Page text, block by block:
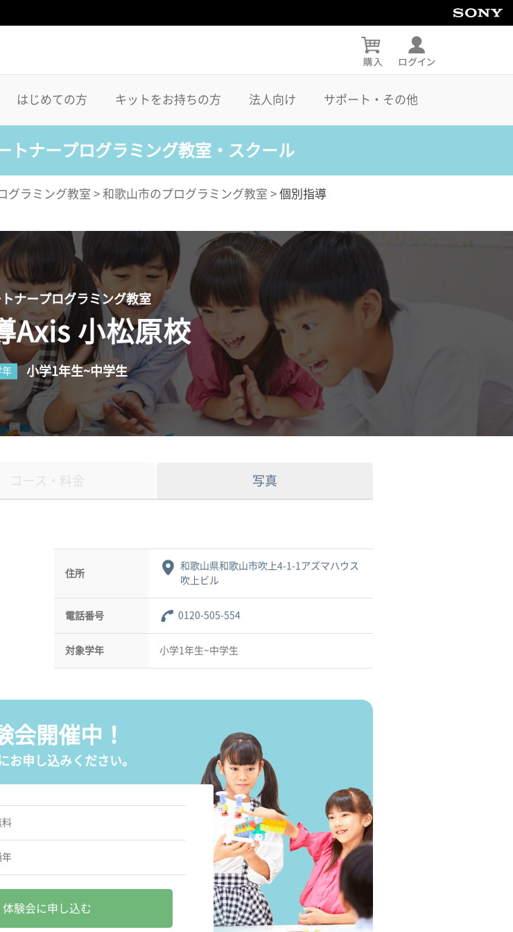
はじめての方 キットをお持ちの方 法人向け サポート・その他
トナープログラミング教室・スクール
グラミング教室 > 和歌山市のプログラミング教室 > 個別指導
トナープログラミング教室
Axis 小松原校
年 小学1年生~中学生
コース・料金 写真
住所
和歌山県和歌山市吹上4-1-1アズマハウス
吹上ビル
電話番号 0120-505-554
対象学年 小学1年生~中学生
会開催中！
お申し込みください。
料
年
体験会に申し込む